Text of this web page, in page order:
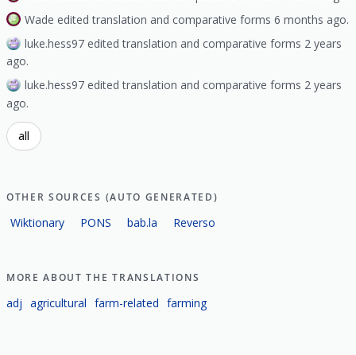
Wade edited translation and comparative forms 6 months ago.
luke.hess97 edited translation and comparative forms 2 years
ago.
luke.hess97 edited translation and comparative forms 2 years
ago.
all
OTHER SOURCES (AUTO GENERATED)
Wiktionary PONS bab.la Reverso
MORE ABOUT THE TRANSLATIONS
adj agricultural farm-related farming